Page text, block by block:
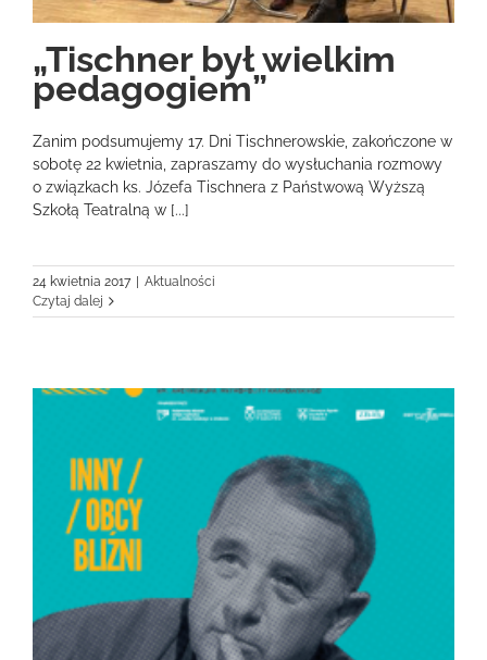
„Tischner był wielkim
pedagogiem”
Zanim podsumujemy 17. Dni Tischnerowskie, zakończone w
sobotę 22 kwietnia, zapraszamy do wysłuchania rozmowy
o związkach ks. Józefa Tischnera z Państwową Wyższą
Szkołą Teatralną w [...]
24 kwietnia 2017
Aktualności
Czytaj dalej